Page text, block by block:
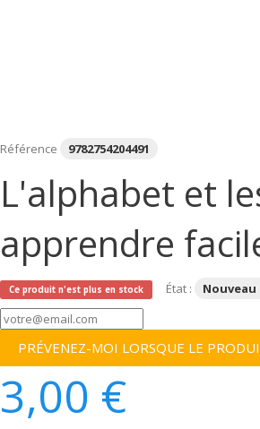
Référence 9782754204491
L'alphabet et
apprendre
Ce produit n'est plus en stock État :
PRÉVENEZ-MOI LORSQUE LE
3,00 €